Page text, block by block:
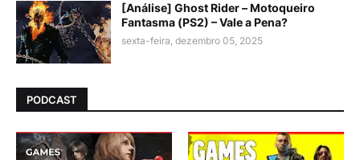
[Análise] Ghost Rider – Motoqueiro
Fantasma (PS2) – Vale a Pena?
sexta-feira, dezembro 05, 2025
PODCAST